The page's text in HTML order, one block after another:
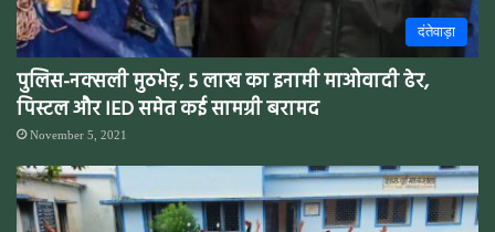
दंतेवाड़ा
पुलिस-नक्सली मुठभेड़, 5 लाख का इनामी माओवादी ढेर,
पिस्टल और IED समेत कई सामग्री बरामद
November 5, 2021